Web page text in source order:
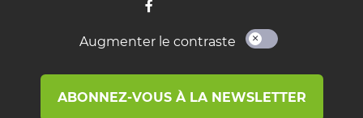
Augmenter le contraste
ABONNEZ-VOUS À LA NEWSLETTER